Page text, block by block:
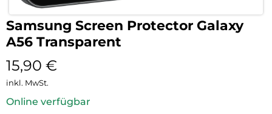
Samsung Screen Protector Galaxy
A56 Transparent
15,90 €
inkl. MwSt.
Online verfügbar